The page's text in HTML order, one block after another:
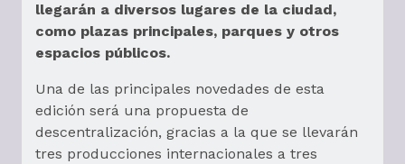
llegarán a diversos lugares de la ciudad,
como plazas principales, parques y otros
espacios públicos.
Una de las principales novedades de esta
edición será una propuesta de
descentralización, gracias a la que se llevarán
tres producciones internacionales a tres